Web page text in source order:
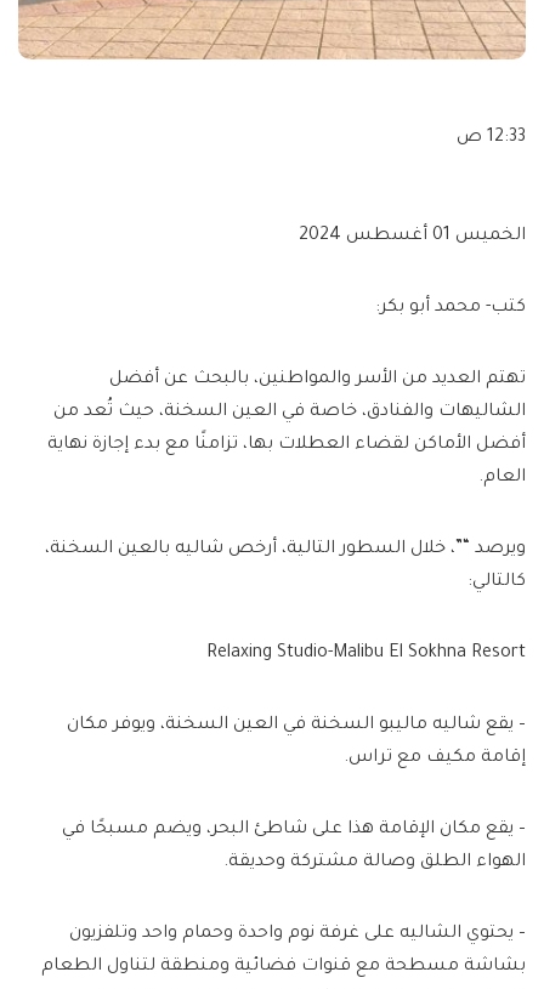
12:33 ص
الخميس 01 أغسطس 2024
كتب- محمد أبو بكر:
تهتم العديد من الأسر والمواطنين، بالبحث عن أفضل
الشاليهات والفنادق، خاصة في العين السخنة، حيث تُعد من
أفضل الأماكن لقضاء العطلات بها، تزامنًا مع بدء إجازة نهاية
العام.
ويرصد “”، خلال السطور التالية، أرخص شاليه بالعين السخنة،
كالتالي:
Relaxing Studio-Malibu El Sokhna Resort
– يقع شاليه ماليبو السخنة في العين السخنة، ويوفر مكان
إقامة مكيف مع تراس.
– يقع مكان الإقامة هذا على شاطئ البحر، ويضم مسبحًا في
الهواء الطلق وصالة مشتركة وحديقة.
– يحتوي الشاليه على غرفة نوم واحدة وحمام واحد وتلفزيون
بشاشة مسطحة مع قنوات فضائية ومنطقة لتناول الطعام